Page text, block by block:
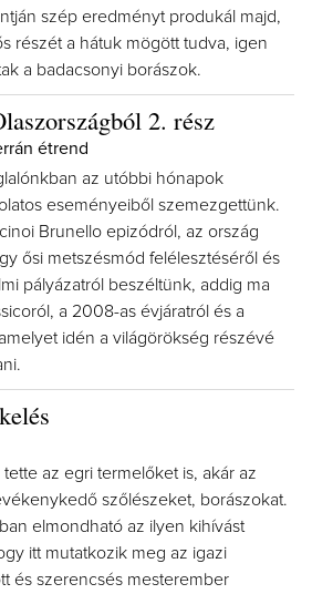
szép eredményt produkál majd,
részét a hátuk mögött tudva, igen
a badacsonyi borászok.
2. rész
étrend
az utóbbi hónapok
eseményeiből szemezgettünk.
Brunello epizódról, az ország
ősi metszésmód felélesztéséről és
pályázatról beszéltünk, addig ma
a 2008-as évjáratról és a
idén a világörökség részévé
az egri termelőket is, akár az
szőlészeket, borászokat.
elmondható az ilyen kihívást
itt mutatkozik meg az igazi
és szerencsés mesterember